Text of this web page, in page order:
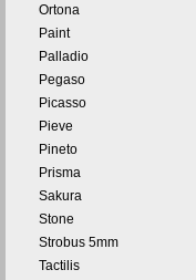
Ortona
Paint
Palladio
Pegaso
Picasso
Pieve
Pineto
Prisma
Sakura
Stone
Strobus 5mm
Tactilis